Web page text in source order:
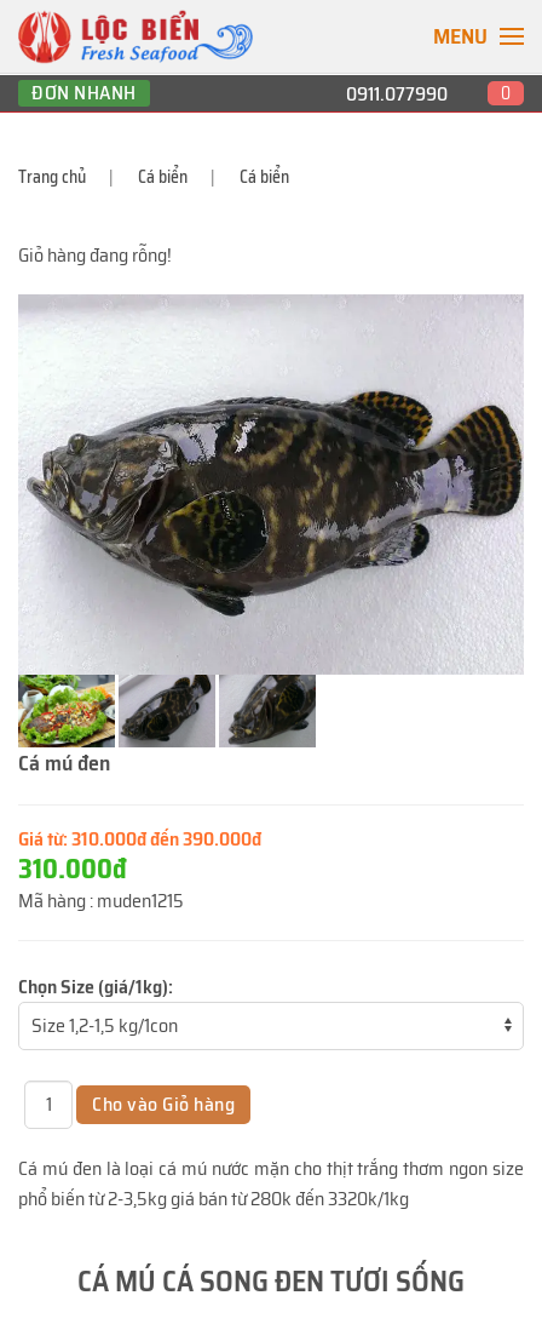
MENU
ĐƠN NHANH 0911.077990 0
Trang chủ Cá biển Cá biển
Giỏ hàng đang rỗng!
Cá mú đen
Giá từ:310.000đ đến 390.000đ
310.000đ
Mã hàng :muden1215
Chọn Size (giá/1kg):
Cá mú đen là loại cá mú nước mặn cho thịt trắng thơm ngon size
phổ biến từ 2-3,5kg giá bán từ 280k đến 3320k/1kg
CÁ MÚ CÁ SONG ĐEN TƯƠI SỐNG